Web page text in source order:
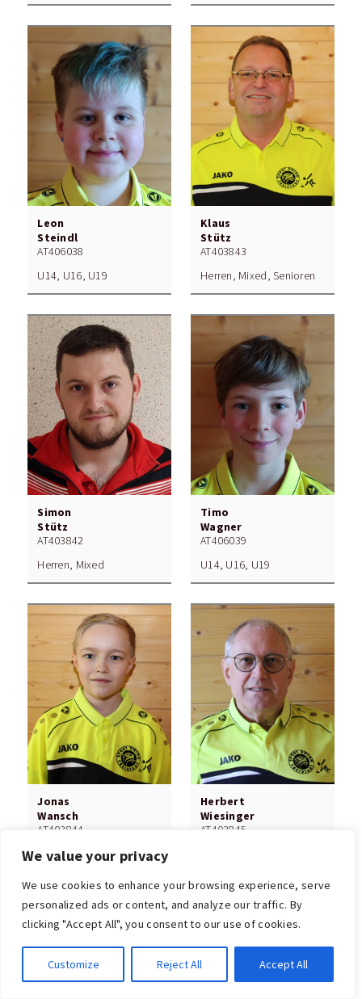
We value your privacy
We use cookies to enhance your browsing experience, serve
personalized ads or content, and analyze our traffic. By
clicking "Accept All", you consent to our use of cookies.
Customize Reject All Accept All
Leon
Steindl
AT406038
U14, U16, U19
Klaus
Stütz
AT403843
Herren, Mixed, Senioren
Simon
Stütz
AT403842
Herren, Mixed
Timo
Wagner
AT406039
U14, U16, U19
Jonas
Wansch
AT403844
U14, U16, U19
Herbert
Wiesinger
AT403845